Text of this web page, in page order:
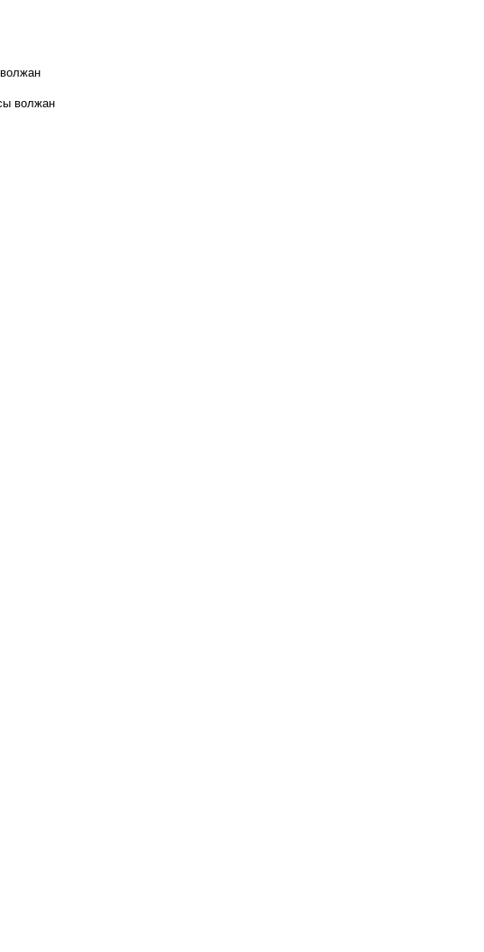
волжан